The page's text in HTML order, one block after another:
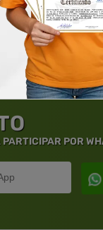
DETALHES
POR